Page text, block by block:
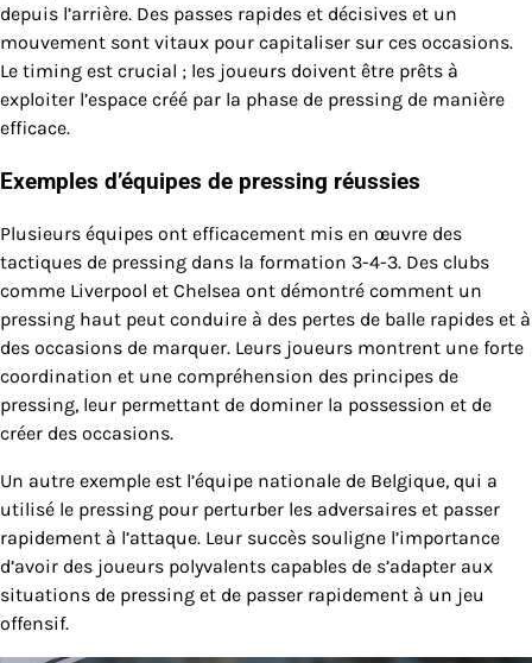
depuis l’arrière. Des passes rapides et décisives et un
mouvement sont vitaux pour capitaliser sur ces occasions.
Le timing est crucial ; les joueurs doivent être prêts à
exploiter l’espace créé par la phase de pressing de manière
efficace.
Exemples d’équipes de pressing réussies
Plusieurs équipes ont efficacement mis en œuvre des
tactiques de pressing dans la formation 3-4-3. Des clubs
comme Liverpool et Chelsea ont démontré comment un
pressing haut peut conduire à des pertes de balle rapides et à
des occasions de marquer. Leurs joueurs montrent une forte
coordination et une compréhension des principes de
pressing, leur permettant de dominer la possession et de
créer des occasions.
Un autre exemple est l’équipe nationale de Belgique, qui a
utilisé le pressing pour perturber les adversaires et passer
rapidement à l’attaque. Leur succès souligne l’importance
d’avoir des joueurs polyvalents capables de s’adapter aux
situations de pressing et de passer rapidement à un jeu
offensif.